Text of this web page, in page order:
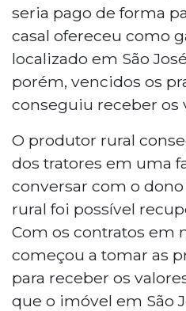
seria pago de forma
casal ofereceu como
localizado em São
porém, vencidos os
conseguiu receber os
O produtor rural
dos tratores em uma
conversar com o
rural foi possível
Com os contratos em
começou a tomar as
para receber os
que o imóvel em São